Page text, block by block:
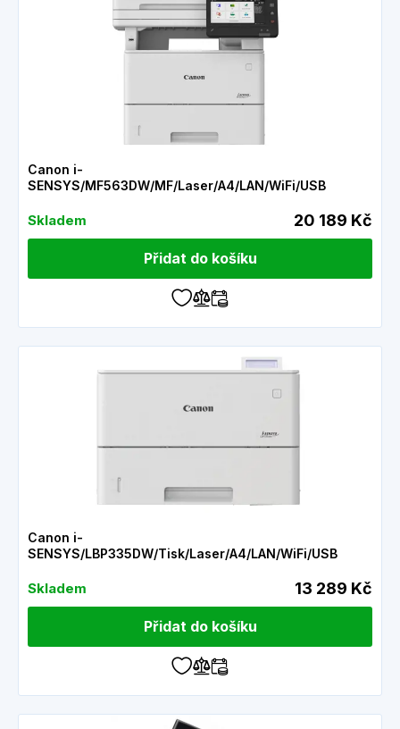
Canon i-
SENSYS/MF563DW/MF/Laser/A4/LAN/WiFi/USB
Skladem 20 189 Kč
Přidat do košíku
Canon i-
SENSYS/LBP335DW/Tisk/Laser/A4/LAN/WiFi/USB
Skladem 13 289 Kč
Přidat do košíku